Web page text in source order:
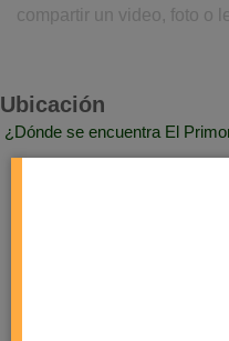
compartir un video, foto o
Ubicación
¿Dónde se encuentra El